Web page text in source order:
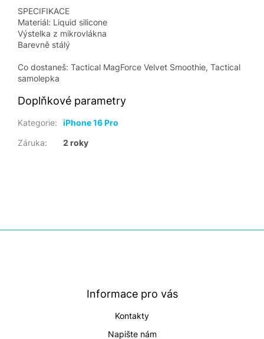
SPECIFIKACE
Materiál: Liquid silicone
Výstelka z mikrovlákna
Barevně stálý
Co dostaneš: Tactical MagForce Velvet Smoothie, Tactical
samolepka
Doplňkové parametry
Kategorie:
iPhone 16 Pro
Záruka: 2 roky
Informace pro vás
Kontakty
Napište nám